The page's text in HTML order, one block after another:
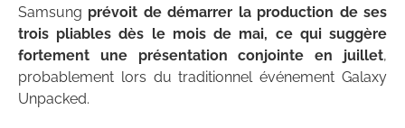
Samsung prévoit de démarrer la production de ses
trois pliables dès le mois de mai, ce qui suggère
fortement une présentation conjointe en juillet,
probablement lors du traditionnel événement Galaxy
Unpacked.